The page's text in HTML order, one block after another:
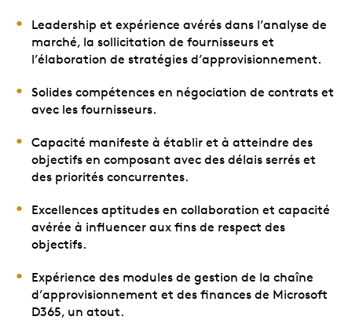
Leadership et expérience avérés dans l’analyse de
marché, la sollicitation de fournisseurs et
l’élaboration de stratégies d’approvisionnement.
Solides compétences en négociation de contrats et
avec les fournisseurs.
Capacité manifeste à établir et à atteindre des
objectifs en composant avec des délais serrés et
des priorités concurrentes.
Excellences aptitudes en collaboration et capacité
avérée à influencer aux fins de respect des
objectifs.
Expérience des modules de gestion de la chaîne
d’approvisionnement et des finances de Microsoft
D365, un atout.